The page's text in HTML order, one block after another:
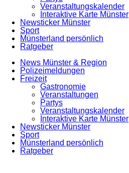
Veranstaltungskalender
Interaktive Karte Münster
Newsticker Münster
Sport
Münsterland persönlich
Ratgeber
News Münster & Region
Polizeimeldungen
Freizeit
Gastronomie
Veranstaltungen
Partys
Veranstaltungskalender
Interaktive Karte Münster
Newsticker Münster
Sport
Münsterland persönlich
Ratgeber
Anzeige